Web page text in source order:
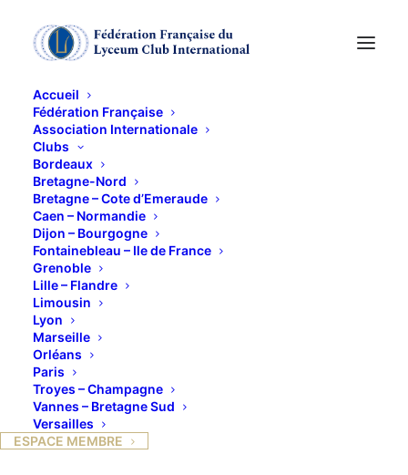
Accueil
Fédération Française
Association Internationale
Clubs
Bordeaux
Bretagne-Nord
Bretagne – Cote d’Emeraude
Caen – Normandie
Dijon – Bourgogne
Fontainebleau – Ile de France
Grenoble
Lille – Flandre
Limousin
Lyon
Marseille
Orléans
Paris
Troyes – Champagne
Vannes – Bretagne Sud
Versailles
ESPACE MEMBRE
CERCLE DE LECTURE
7 MAI 2013
à 14H30
CERCLE DE LECTURE
chez Jocelyne Lavardac